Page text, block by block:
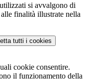
si avvalgono di
finalità illustrate nella
tutti i cookies
cookie consentire.
il funzionamento della